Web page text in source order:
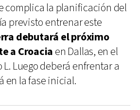
complica la planificación del
previsto entrenar este
debutará el próximo
a Croacia en Dallas, en el
Luego deberá enfrentar a
en la fase inicial.